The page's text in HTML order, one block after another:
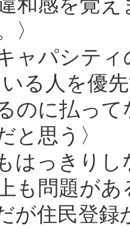
〉
ャパシテ
る人を優
のに払っ
と思う〉
はっきり
も問題が
が住民登